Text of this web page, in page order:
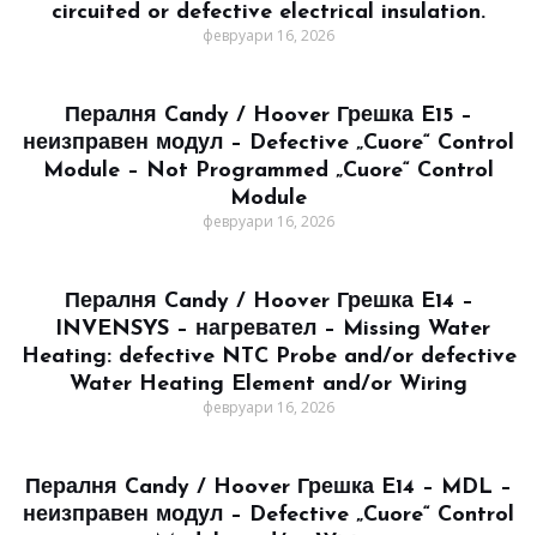
circuited or defective electrical insulation.
февруари 16, 2026
Пералня Candy / Hoover Грешка E15 –
неизправен модул – Defective „Cuore“ Control
Module – Not Programmed „Cuore“ Control
Module
февруари 16, 2026
Пералня Candy / Hoover Грешка E14 –
INVENSYS – нагревател – Missing Water
Heating: defective NTC Probe and/or defective
Water Heating Element and/or Wiring
февруари 16, 2026
Пералня Candy / Hoover Грешка E14 – MDL –
неизправен модул – Defective „Cuore“ Control